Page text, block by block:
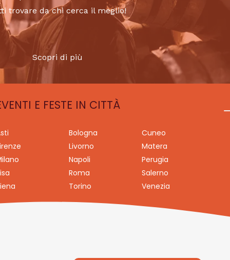
trovare da chi cerca il meglio!
Scopri di più
E FESTE IN CITTÀ
Bologna
Cuneo
Livorno
Matera
Napoli
Perugia
Roma
Salerno
Torino Venezia